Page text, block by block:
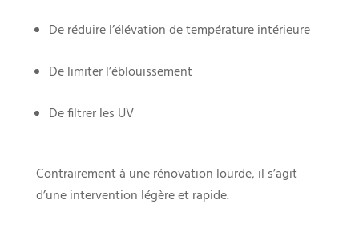
De réduire l’élévation de température intérieure
De limiter l’éblouissement
De filtrer les UV
Contrairement à une rénovation lourde, il s’agit
d’une intervention légère et rapide.